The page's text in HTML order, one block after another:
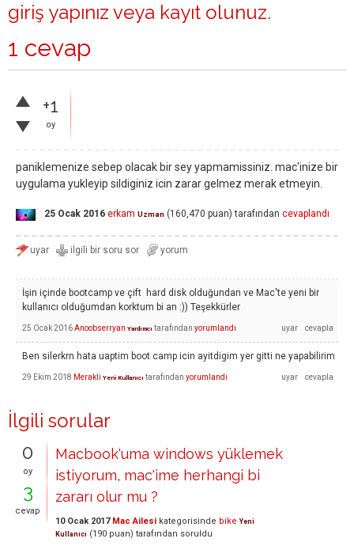
giriş yapınız veya kayıt olunuz.
1 cevap
+1
oy
paniklemenize sebep olacak bir sey yapmamissiniz. mac'inize bir
uygulama yukleyip sildiginiz icin zarar gelmez merak etmeyin.
25 Ocak 2016 erkam Uzman (160,470 puan) tarafından cevaplandı
İşin içinde bootcamp ve çift hard disk olduğundan ve Mac'te yeni bir
kullanıcı olduğumdan korktum bi an :)) Teşekkürler
25 Ocak 2016Anoobserryan Yardımcı tarafından yorumlandı
Ben silerkrn hata uaptim boot camp icin ayitdigim yer gitti ne yapabilirim
29 Ekim 2018 Merakli Yeni Kullanıcı tarafından yorumlandı
İlgili sorular
0
oy
3
cevap
Macbook'uma windows yüklemek
istiyorum, mac'ime herhangi bi
zararı olur mu ?
10 Ocak 2017 Mac Ailesi kategorisinde bike Yeni
Kullanıcı (190 puan) tarafından soruldu